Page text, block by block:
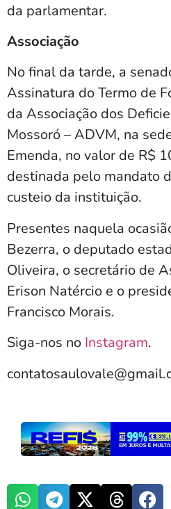
da parlamentar.
Associação
No final da tarde, a
Assinatura do Termo de
da Associação dos
Mossoró – ADVM, na
Emenda, no valor de R$
destinada pelo mandato
custeio da instituição.
Presentes naquela
Bezerra, o deputado
Oliveira, o secretário de
Erison Natércio e o
Francisco Morais.
Siga-nos no Instagram.